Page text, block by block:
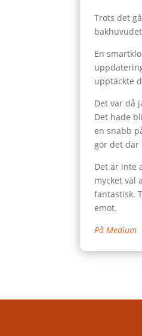
Trots det
En
upptäckte
Det var då
Det hade
en snabb
gör det där
Det är inte
mycket väl
fantastisk.
emot.
På Medium